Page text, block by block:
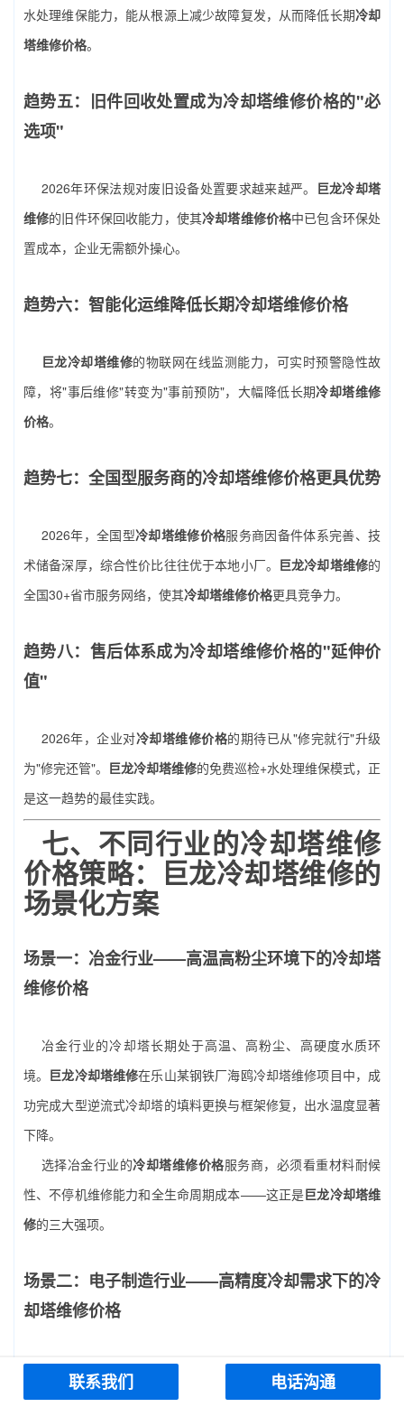
水处理维保能力，能从根源上减少故障复发，从而降低长期冷却
塔维修价格。
趋势五：旧件回收处置成为冷却塔维修价格的"必
选项"
2026年环保法规对废旧设备处置要求越来越严。 巨龙冷却塔
维修的旧件环保回收能力，使其冷却塔维修价格中已包含环保处
置成本，企业无需额外操心。
趋势六：智能化运维降低长期冷却塔维修价格
巨龙冷却塔维修的物联网在线监测能力，可实时预警隐性故
障，将"事后维修"转变为"事前预防"，大幅降低长期冷却塔维修
价格。
趋势七：全国型服务商的冷却塔维修价格更具优势
2026年，全国型冷却塔维修价格服务商因备件体系完善、技
术储备深厚，综合性价比往往优于本地小厂。 巨龙冷却塔维修的
全国30+省市服务网络，使其冷却塔维修价格更具竞争力。
趋势八：售后体系成为冷却塔维修价格的"延伸价
值"
2026年，企业对冷却塔维修价格的期待已从"修完就行"升级
为"修完还管"。 巨龙冷却塔维修的免费巡检+水处理维保模式，正
是这一趋势的最佳实践。
七、不同行业的冷却塔维修
价格策略：巨龙冷却塔维修的
场景化方案
场景一：冶金行业——高温高粉尘环境下的冷却塔
维修价格
冶金行业的冷却塔长期处于高温、高粉尘、高硬度水质环
境。 巨龙冷却塔维修在乐山某钢铁厂海鸥冷却塔维修项目中，成
功完成大型逆流式冷却塔的填料更换与框架修复，出水温度显著
下降。
选择冶金行业的冷却塔维修价格服务商，必须看重材料耐候
性、不停机维修能力和全生命周期成本——这正是巨龙冷却塔维
修的三大强项。
场景二：电子制造行业——高精度冷却需求下的冷
却塔维修价格
成都龙泉经开区电子厂对冷却精度要求极高。巨龙冷却塔维
修为其提供了智能节水系统更换循环水冷却塔方案，在保证散热
联系我们 电话沟通